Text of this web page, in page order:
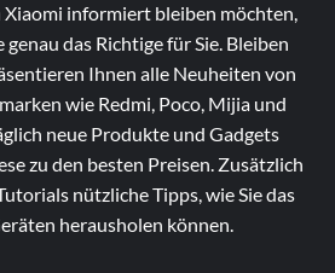
informiert bleiben möchten,
das Richtige für Sie. Bleiben
Ihnen alle Neuheiten von
wie Redmi, Poco, Mijia und
neue Produkte und Gadgets
zu den besten Preisen. Zusätzlich
nützliche Tipps, wie Sie das
herausholen können.